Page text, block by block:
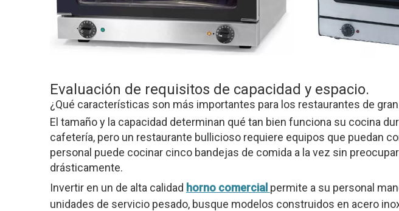
Evaluación de requisitos de capacidad y espacio.
¿Qué características son más importantes para los restaurantes de
El tamaño y la capacidad determinan qué tan bien funciona su cocina
cafetería, pero un restaurante bullicioso requiere equipos que puedan
personal puede cocinar cinco bandejas de comida a la vez sin
drásticamente.
Invertir en un de alta calidad horno comercial permite a su personal
unidades de servicio pesado, busque modelos construidos en acero